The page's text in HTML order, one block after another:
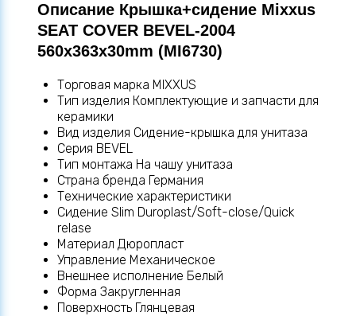
Описание Крышка+сидение Mixxus
SEAT COVER BEVEL-2004
560х363х30mm (MI6730)
Торговая марка MIXXUS
Тип изделия Комплектующие и запчасти для
керамики
Вид изделия Сидение-крышка для унитаза
Серия BEVEL
Тип монтажа На чашу унитаза
Страна бренда Германия
Технические характеристики
Сидение Slim Duroplast/Soft-close/Quick
relase
Материал Дюропласт
Управление Механическое
Внешнее исполнение Белый
Форма Закругленная
Поверхность Глянцевая